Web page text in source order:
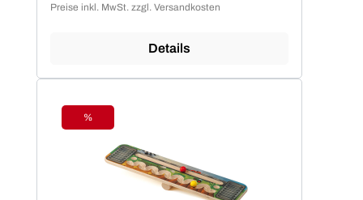
Preise inkl. MwSt. zzgl. Versandkosten
Details
Rabatt
%